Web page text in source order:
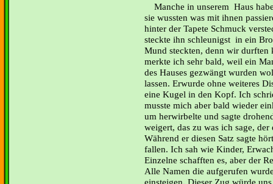
Manche in unserem Haus
sie wussten was mit ihnen
hinter der Tapete Schmuck
steckte ihn schleunigst in ein
Mund steckten, denn wir
merkte ich sehr bald, weil ein
des Hauses gezwängt wurden
lassen. Erwurde ohne weiteres
eine Kugel in den Kopf. Ich
musste mich aber bald wieder
um herwirbelte und sagte
weigert, das zu was ich sage,
Während er diesen Satz sagte
fallen. Ich sah wie Kinder,
Einzelne schafften es, aber der
Alle Namen die aufgerufen
einsteigen. Dieser Zug würde